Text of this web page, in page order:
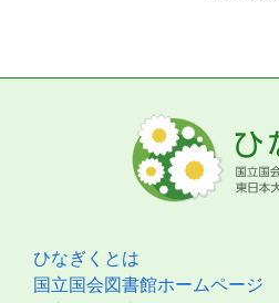
ひなぎくとは
国立国会図書館ホームページ